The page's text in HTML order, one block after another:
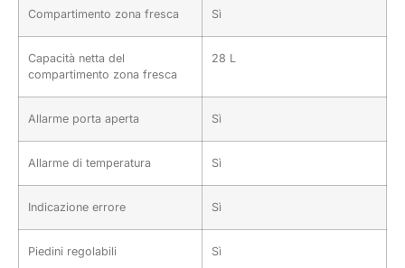
Compartimento zona fresca Sì
Capacità netta del
compartimento zona fresca
28 L
Allarme porta aperta Sì
Allarme di temperatura Sì
Indicazione errore Sì
Piedini regolabili Sì